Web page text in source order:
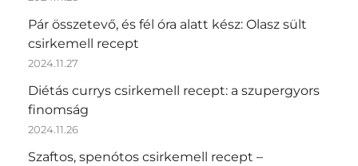
Pár összetevő, és fél óra alatt kész: Olasz sült
csirkemell recept
2024.11.27
Diétás currys csirkemell recept: a szupergyors
finomság
2024.11.26
Szaftos, spenótos csirkemell recept –